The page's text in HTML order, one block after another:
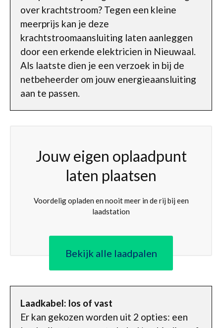
over krachtstroom? Tegen een kleine
meerprijs kan je deze
krachtstroomaansluiting laten aanleggen
door een erkende elektricien in Nieuwaal.
Als laatste dien je een verzoek in bij de
netbeheerder om jouw energieaansluiting
aan te passen.
Jouw eigen oplaadpunt
laten plaatsen
Voordelig opladen en nooit meer in de rij bij een
laadstation
Bekijk alle laadpalen
Laadkabel: los of vast
Er kan gekozen worden uit 2 opties: een